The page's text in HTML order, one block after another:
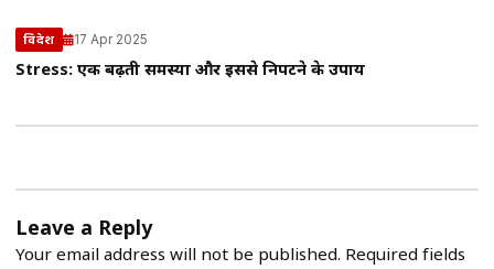
विदेश 17 Apr 2025
Stress: एक बढ़ती समस्या और इससे निपटने के उपाय
Leave a Reply
Your email address will not be published. Required fields